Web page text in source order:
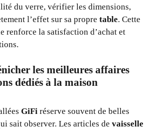
du verre, vérifier les dimensions,
l’effet sur sa propre table. Cette
renforce la satisfaction d’achat et
les meilleures affaires
dédiés à la maison
GiFi réserve souvent de belles
sait observer. Les articles de vaisselle